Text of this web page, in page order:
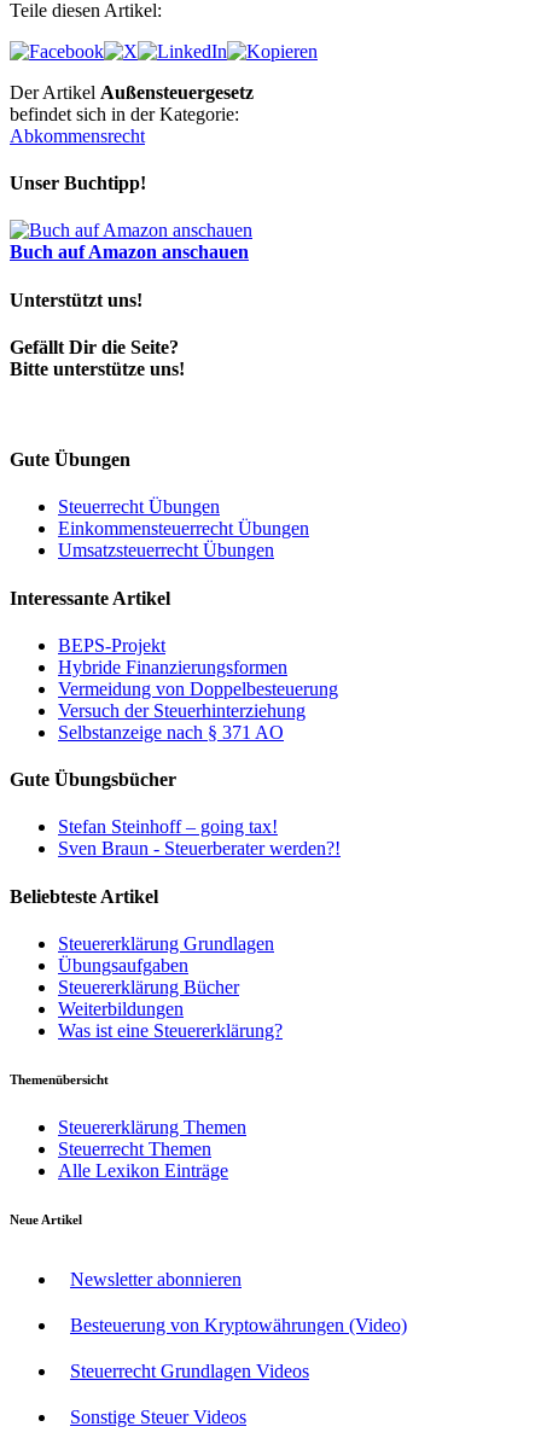
Teile diesen Artikel:
Der Artikel Außensteuergesetz
befindet sich in der Kategorie:
Abkommensrecht
Unser Buchtipp!
Buch auf Amazon anschauen
Unterstützt uns!
Gefällt Dir die Seite?
Bitte unterstütze uns!
Gute Übungen
Steuerrecht Übungen
Einkommensteuerrecht Übungen
Umsatzsteuerrecht Übungen
Interessante Artikel
BEPS-Projekt
Hybride Finanzierungsformen
Vermeidung von Doppelbesteuerung
Versuch der Steuerhinterziehung
Selbstanzeige nach § 371 AO
Gute Übungsbücher
Stefan Steinhoff – going tax!
Sven Braun - Steuerberater werden?!
Beliebteste Artikel
Steuererklärung Grundlagen
Übungsaufgaben
Steuererklärung Bücher
Weiterbildungen
Was ist eine Steuererklärung?
Themenübersicht
Steuererklärung Themen
Steuerrecht Themen
Alle Lexikon Einträge
Neue Artikel
Newsletter abonnieren
Besteuerung von Kryptowährungen (Video)
Steuerrecht Grundlagen Videos
Sonstige Steuer Videos